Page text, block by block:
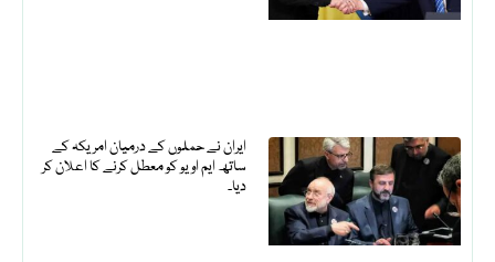
ایران نے حملوں کے درمیان امریکہ کے
ساتھ ایم او یو کو معطل کرنے کا اعلان کر
دیا۔